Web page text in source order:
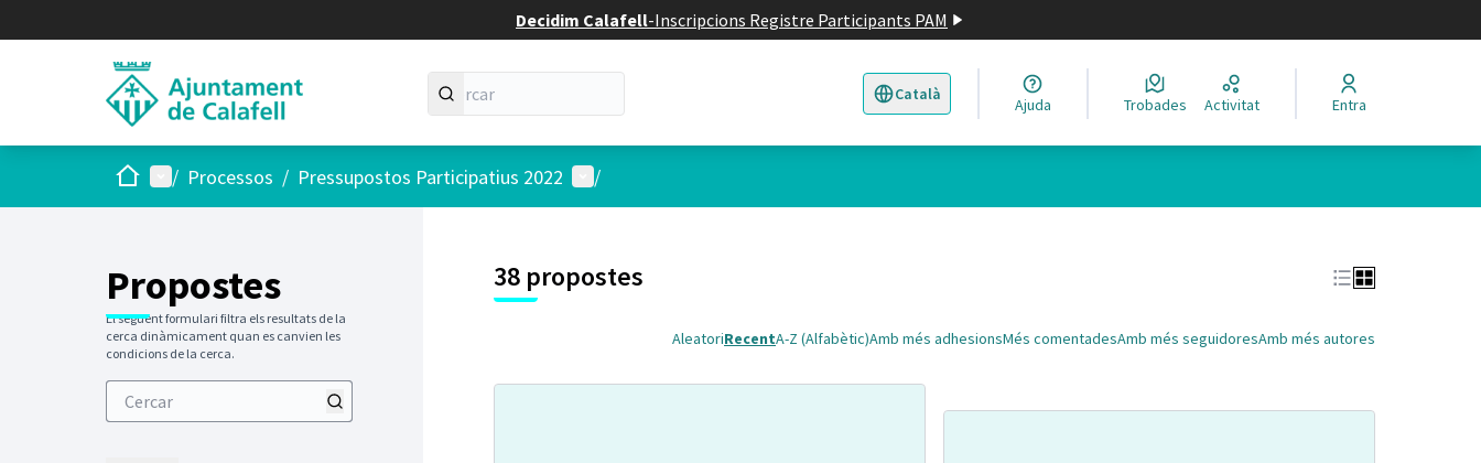
Decidim Calafell-Inscripcions Registre Participants PAM
Català
Triar la llengua Elegir el idioma
Ajuda Trobades Activitat Entra
Inici Menú principal
/ Processos / Pressupostos Participatius 2022 Menú d'usuari
/
Propostes
El següent formulari filtra els resultats de la
cerca dinàmicament quan es canvien les
condicions de la cerca.
38 propostes
AleatoriRecentA-Z (Alfabètic)Amb més adhesionsMés comentadesAmb més seguidoresAmb més autores